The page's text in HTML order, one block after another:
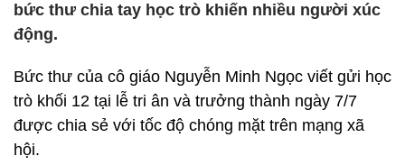
bức thư chia tay học trò khiến nhiều người xúc
động.
Bức thư của cô giáo Nguyễn Minh Ngọc viết gửi học
trò khối 12 tại lễ tri ân và trưởng thành ngày 7/7
được chia sẻ với tốc độ chóng mặt trên mạng xã
hội.